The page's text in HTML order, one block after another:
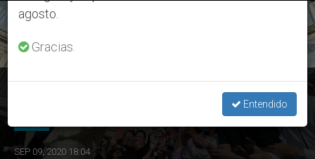
ÚLTIMAS NOTICIAS
SEP 09, 2020 18:04
agosto.
Gracias.
Entendido